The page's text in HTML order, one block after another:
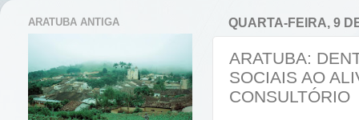
QUARTA-FEIRA, 9
ARATUBA:
SOCIAIS AO
CONSULTÓRIO
ARATUBA ANTIGA